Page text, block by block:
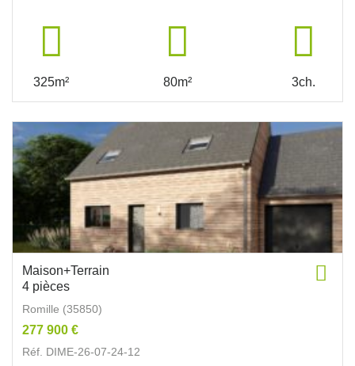
325m² 80m² 3ch.
Maison+Terrain
4 pièces
Romille (35850)
277 900 €
Réf. DIME-26-07-24-12